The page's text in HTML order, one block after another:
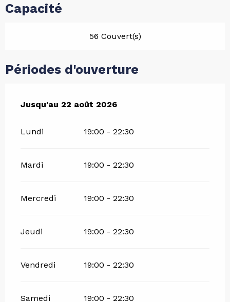
Capacité
56 Couvert(s)
Périodes d'ouverture
Du27 juin 2026au22 août 2026
Jusqu'au 22 août 2026
Lundi 19:00 - 22:30
Mardi 19:00 - 22:30
Mercredi 19:00 - 22:30
Jeudi 19:00 - 22:30
Vendredi 19:00 - 22:30
Samedi 19:00 - 22:30